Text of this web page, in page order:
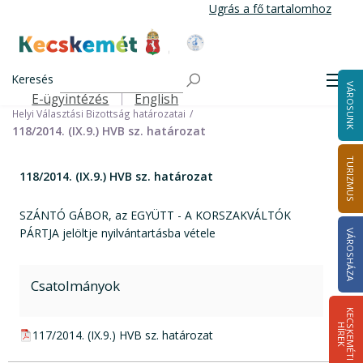
tartalomra
Ugrás a fő tartalomhoz
Kecskemét Város Honlapja
Keresés
Felső navigáció
E-ügyintézés English VÁROSUNK
TURIZMUS
VÁROSHÁZA
K
E
C
S
K
E
M
É
T
I
HÍ
R
E
K
Választási információk
Helyi önkormányzati képviselők és polgármester választás 2014
Helyi Választási Bizottság ülései, határozatai
Helyi Választási Bizottság határozatai
118/2014. (IX.9.) HVB sz. határozat
118/2014. (IX.9.) HVB sz. határozat
SZÁNTÓ GÁBOR, az EGYÜTT - A KORSZAKVÁLTÓK
PÁRTJA jelöltje nyilvántartásba vétele
Csatolmányok
pdf csatolmány:
117/2014. (IX.9.) HVB sz. határozat